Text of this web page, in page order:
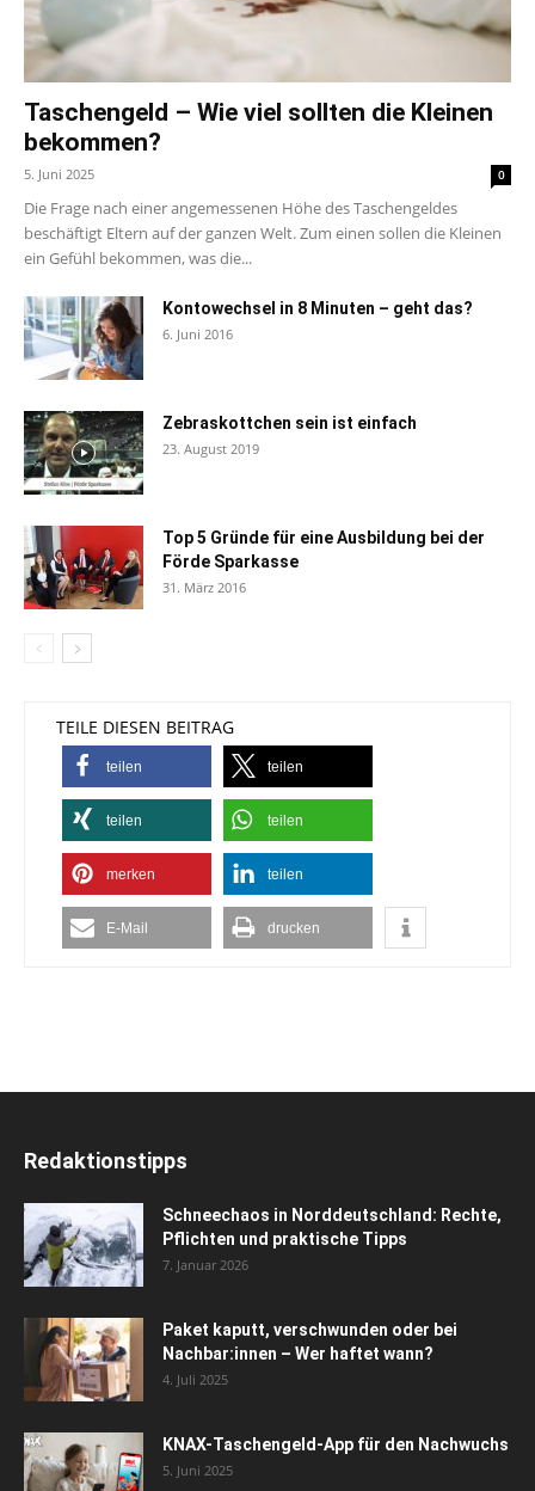
Taschengeld – Wie viel sollten die Kleinen
bekommen?
5. Juni 2025 0
Die Frage nach einer angemessenen Höhe des Taschengeldes
beschäftigt Eltern auf der ganzen Welt. Zum einen sollen die Kleinen
ein Gefühl bekommen, was die...
Kontowechsel in 8 Minuten – geht das?
6. Juni 2016
Zebraskottchen sein ist einfach
23. August 2019
Top 5 Gründe für eine Ausbildung bei der
Förde Sparkasse
31. März 2016
TEILE DIESEN BEITRAG
teilen teilen
teilen teilen
merken teilen
E-Mail drucken
Redaktionstipps
Schneechaos in Norddeutschland: Rechte,
Pflichten und praktische Tipps
7. Januar 2026
Paket kaputt, verschwunden oder bei
Nachbar:innen – Wer haftet wann?
4. Juli 2025
KNAX-Taschengeld-App für den Nachwuchs
5. Juni 2025